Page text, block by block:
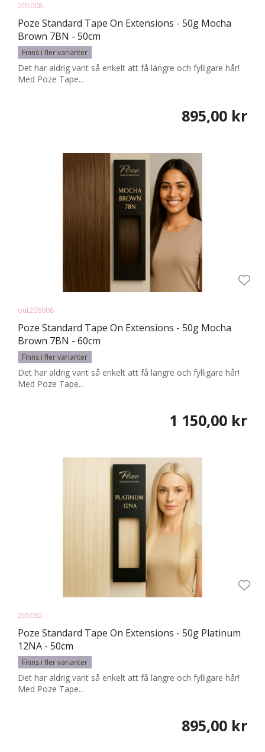
205008
Poze Standard Tape On Extensions - 50g Mocha
Brown 7BN - 50cm
Finns i fler varianter
Det har aldrig varit så enkelt att få längre och fylligare hår!
Med Poze Tape...
895,00 kr
out206008
Poze Standard Tape On Extensions - 50g Mocha
Brown 7BN - 60cm
Finns i fler varianter
Det har aldrig varit så enkelt att få längre och fylligare hår!
Med Poze Tape...
1 150,00 kr
205062
Poze Standard Tape On Extensions - 50g Platinum
12NA - 50cm
Finns i fler varianter
Det har aldrig varit så enkelt att få längre och fylligare hår!
Med Poze Tape...
895,00 kr